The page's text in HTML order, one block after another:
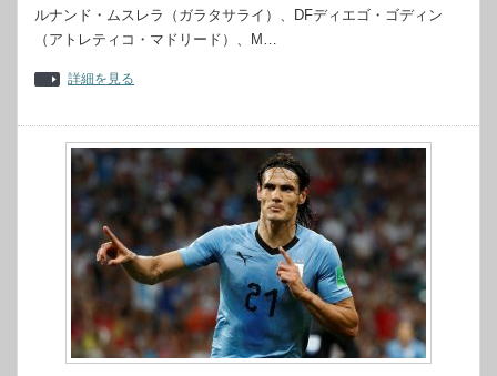
ルナンド・ムスレラ（ガラタサライ）、DFディエゴ・ゴディン
（アトレティコ・マドリード）、M…
詳細を見る